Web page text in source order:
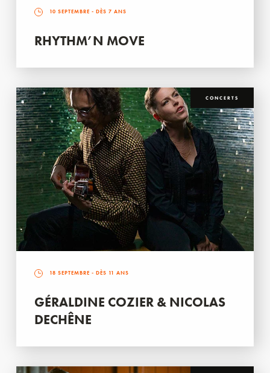
10 SEPTEMBRE - DÈS 7 ANS
RHYTHM’N MOVE
CONCERTS
18 SEPTEMBRE - DÈS 11 ANS
GÉRALDINE COZIER & NICOLAS
DECHÊNE